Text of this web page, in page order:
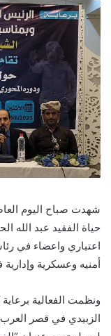
شهدت صباح اليوم
حياة الفقيد عبد
اعتباري واعضاء في
أمنيه وعسكرية
ونظمت الفعالية
الزبيدي في قصر العرب